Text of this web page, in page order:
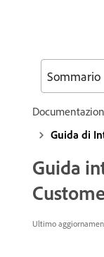
Guida di
Guida
Ultimo
Sommario